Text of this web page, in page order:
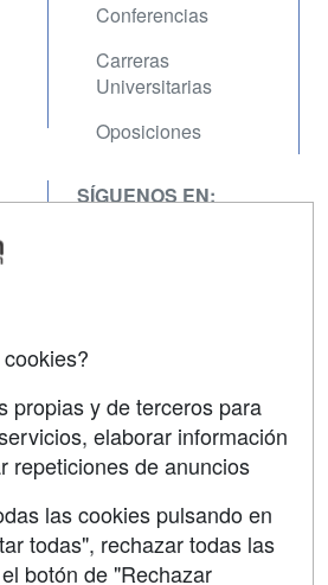
Conferencias
Carreras
Universitarias
Oposiciones
SÍGUENOS EN:
propias y de terceros para
elaborar información
repeticiones de anuncios
las cookies pulsando en
todas", rechazar todas las
botón de "Rechazar